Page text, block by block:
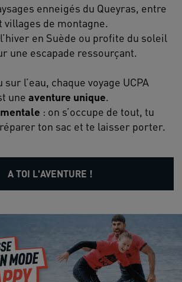
enneigés du Queyras, entre
de montagne.
en Suède ou profite du soleil
une escapade ressourçant.
l’eau, chaque voyage UCPA
une aventure unique.
: on s’occupe de tout, tu
ton sac et te laisser porter.
A TOI L'AVENTURE !